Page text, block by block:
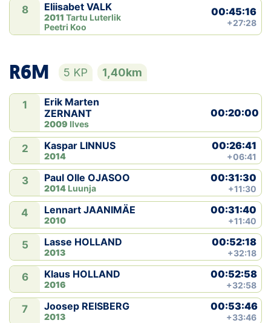
8 Eliisabet VALK
2011 Tartu Luterlik
Peetri Koo
00:45:16
+27:28
R6M 5 KP 1,40km
1
Erik Marten
ZERNANT
2009 Ilves
00:20:00
2 Kaspar LINNUS
2014
00:26:41
+06:41
3 Paul Olle OJASOO
2014 Luunja
00:31:30
+11:30
4 Lennart JAANIMÄE
2010
00:31:40
+11:40
5 Lasse HOLLAND
2013
00:52:18
+32:18
6 Klaus HOLLAND
2016
00:52:58
+32:58
7 Joosep REISBERG
2013
00:53:46
+33:46